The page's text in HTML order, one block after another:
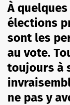
À
élections
sont les
au vote.
toujours à
ne pas y